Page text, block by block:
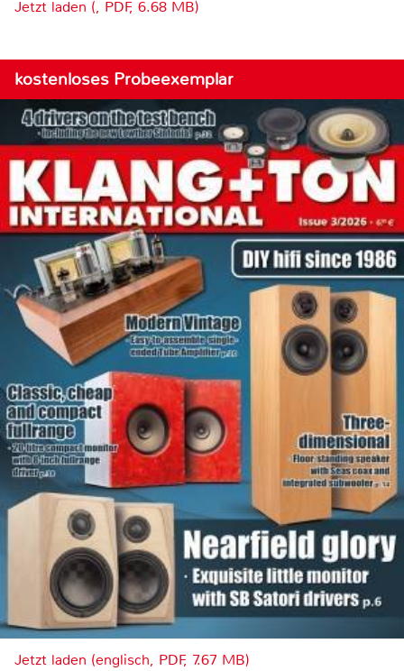
Jetzt laden (, PDF, 6.68 MB)
kostenloses Probeexemplar
Jetzt laden (englisch, PDF, 7.67 MB)